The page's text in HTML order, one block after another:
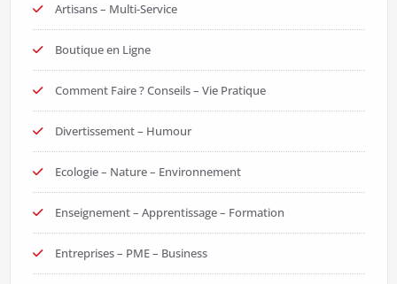
Artisans – Multi-Service
Boutique en Ligne
Comment Faire ? Conseils – Vie Pratique
Divertissement – Humour
Ecologie – Nature – Environnement
Enseignement – Apprentissage – Formation
Entreprises – PME – Business